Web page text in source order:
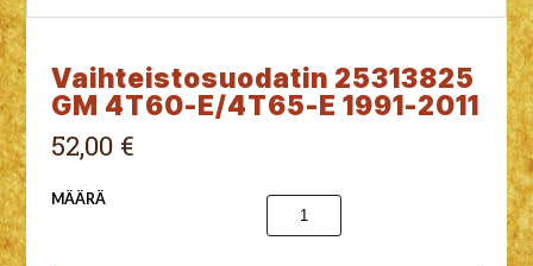
Vaihteistosuodatin 25313825
GM 4T60-E/4T65-E 1991-2011
52,00 €
MÄÄRÄ